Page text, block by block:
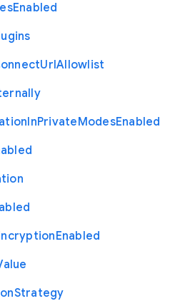
Enabled
UrlAllowlist
InPrivateModesEnabled
Enabled
Strategy